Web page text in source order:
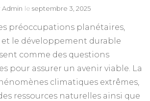
Admin le septembre 3, 2025
préoccupations planétaires,
et le développement durable
comme des questions
pour assurer un avenir viable. La
climatiques extrêmes,
ressources naturelles ainsi que